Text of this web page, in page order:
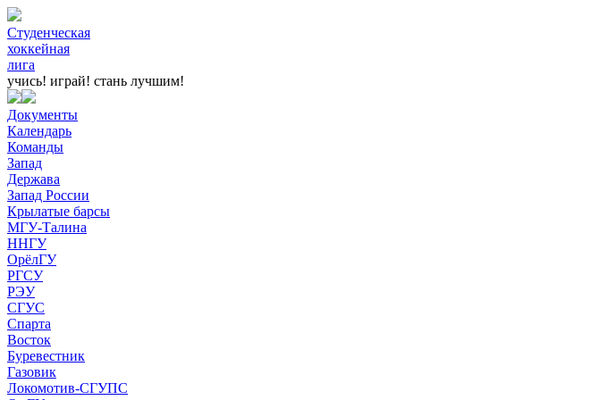
Студенческая
хоккейная
лига
учись! играй! стань лучшим!
Документы
Календарь
Команды
Запад
Держава
Запад России
Крылатые барсы
МГУ-Талина
ННГУ
ОрёлГУ
РГСУ
РЭУ
СГУС
Спарта
Восток
Буревестник
Газовик
Локомотив-СГУПС